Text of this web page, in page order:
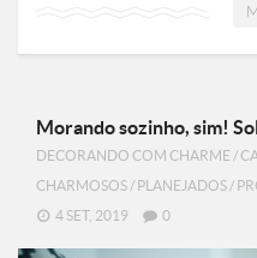
Morando sozinho, sim!
DECORANDO COM CHARME /
CHARMOSOS / PLANEJADOS /
4 SET, 2019
0